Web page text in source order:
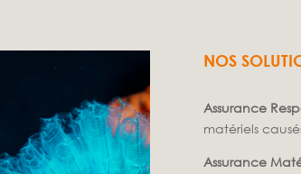
NOS
Assurance
matériels
Assurance